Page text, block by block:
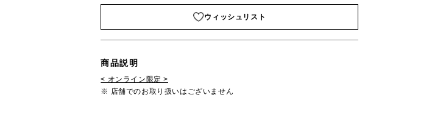
ウィッシュリスト
商品説明
< オンライン限定 >
※ 店舗でのお取り扱いはございません